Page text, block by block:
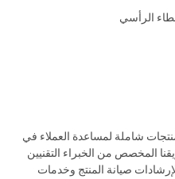
شاملة لمساعدة العملاء في
المخصص من الخبراء التقنيين
صيانة المنتج وخدمات